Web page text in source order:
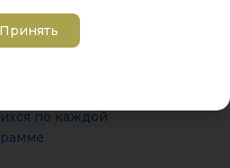
по каждой
Принять